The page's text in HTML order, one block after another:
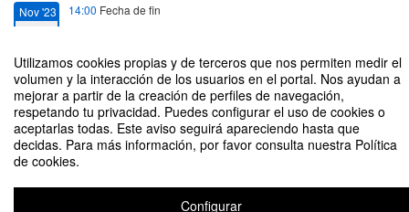
Utilizamos cookies propias y de terceros que nos permiten medir el
volumen y la interacción de los usuarios en el portal. Nos ayudan a
mejorar a partir de la creación de perfiles de navegación,
respetando tu privacidad. Puedes configurar el uso de cookies o
aceptarlas todas. Este aviso seguirá apareciendo hasta que
decidas. Para más información, por favor consulta nuestra Política
de cookies.
Configurar
Nov '23 14:00 Fecha de fin
Conferencia Ciclo H. Programación Cultural ETSAE